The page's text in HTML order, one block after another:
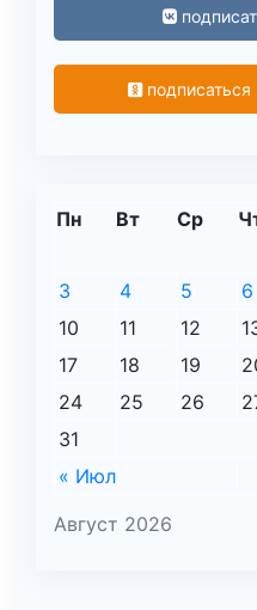
подписаться
Август 2026
Пн Вт Ср
« Июл
3
4 5 6
10
11 12
17
18 19
24
25 26
31